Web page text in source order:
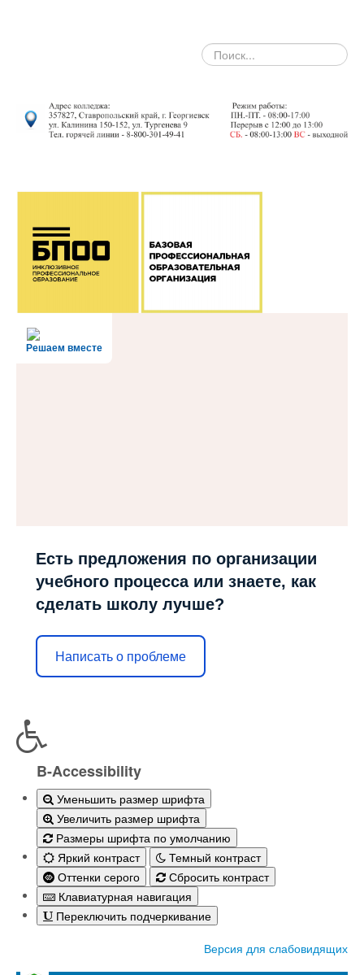
search
Решаем вместе
Есть предложения по организации
учебного процесса или знаете, как
сделать школу лучше?
Написать о проблеме
B-Accessibility
Уменьшить размер шрифта
Увеличить размер шрифта
Размеры шрифта по умолчанию
Яркий контраст
Темный контраст
Оттенки серого
Сбросить контраст
Клавиатурная навигация
Переключить подчеркивание
Версия для слабовидящих